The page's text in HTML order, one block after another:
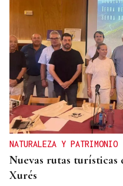
NATURALEZA Y PATRIMONIO
Nuevas rutas turísticas
Xurés